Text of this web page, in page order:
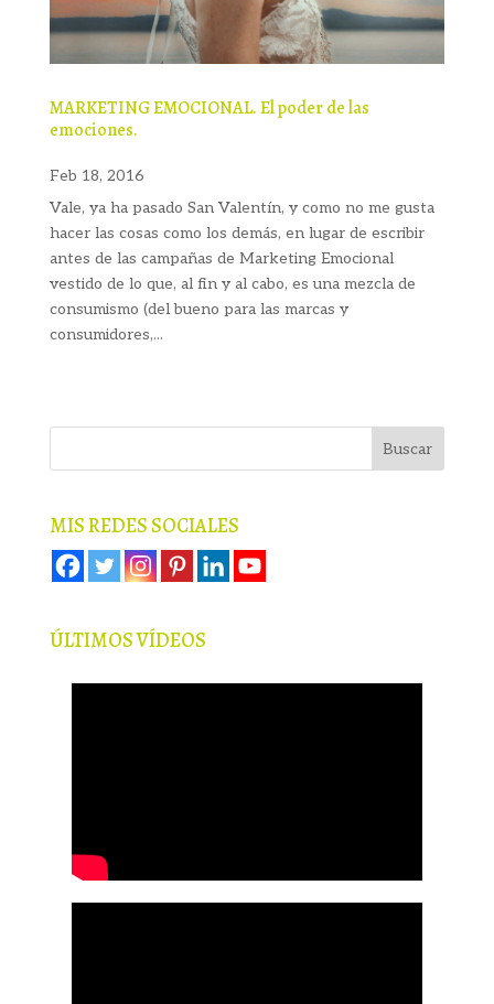
MARKETING EMOCIONAL. El poder de las
emociones.
Feb 18, 2016
Vale, ya ha pasado San Valentín, y como no me gusta
hacer las cosas como los demás, en lugar de escribir
antes de las campañas de Marketing Emocional
vestido de lo que, al fin y al cabo, es una mezcla de
consumismo (del bueno para las marcas y
consumidores,...
MIS REDES SOCIALES
ÚLTIMOS VÍDEOS